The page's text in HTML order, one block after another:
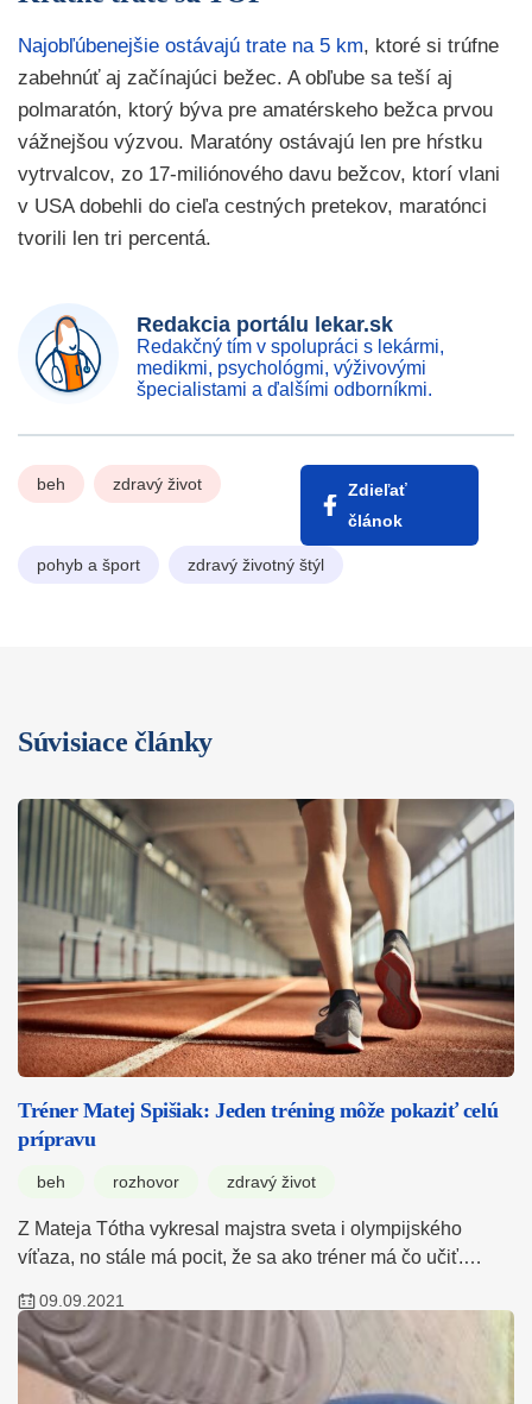
Najobľúbenejšie ostávajú trate na 5 km, ktoré si trúfne
zabehnúť aj začínajúci bežec. A obľube sa teší aj
polmaratón, ktorý býva pre amatérskeho bežca prvou
vážnejšou výzvou. Maratóny ostávajú len pre hŕstku
vytrvalcov, zo 17-miliónového davu bežcov, ktorí vlani
v USA dobehli do cieľa cestných pretekov, maratónci
tvorili len tri percentá.
Redakcia portálu lekar.sk
Redakčný tím v spolupráci s lekármi,
medikmi, psychológmi, výživovými
špecialistami a ďalšími odborníkmi.
beh zdravý život
Zdieľať
článok
pohyb a šport zdravý životný štýl
Súvisiace články
Tréner Matej Spišiak: Jeden tréning môže pokaziť celú
prípravu
beh rozhovor zdravý život
Z Mateja Tótha vykresal majstra sveta i olympijského
víťaza, no stále má pocit, že sa ako tréner má čo učiť.…
09.09.2021